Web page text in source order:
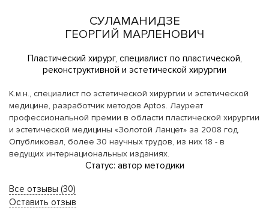
СУЛАМАНИДЗЕ
ГЕОРГИЙ МАРЛЕНОВИЧ
Пластический хирург, специалист по пластической,
реконструктивной и эстетической хирургии
K.м.н., специалист по эстетической хирургии и эстетической
медицине, разработчик методов Aptos. Лауреат
профессиональной премии в области пластической хирургии
и эстетической медицины «Золотой Ланцет» за 2008 год.
Опубликовал, более 30 научных трудов, из них 18 - в
ведущих интернациональных изданиях.
Статус: автор методики
Все отзывы (30)
Оставить отзыв